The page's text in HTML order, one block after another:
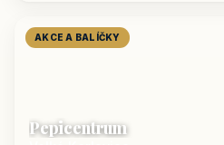
AKCE A BALÍČKY
Pepicentrum